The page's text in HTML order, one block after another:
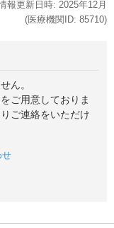
報更新日時: 2025年12月
(医療機関ID: 85710)
ん。
ご用意しておりま
ご連絡をいただけ
せ